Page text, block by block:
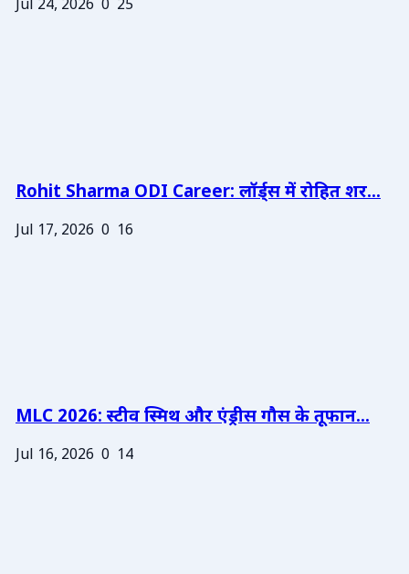
Jul 24, 2026 0 25
Rohit Sharma ODI Career: लॉर्ड्स में रोहित शर...
Jul 17, 2026 0 16
MLC 2026: स्टीव स्मिथ और एंड्रीस गौस के तूफान...
Jul 16, 2026 0 14